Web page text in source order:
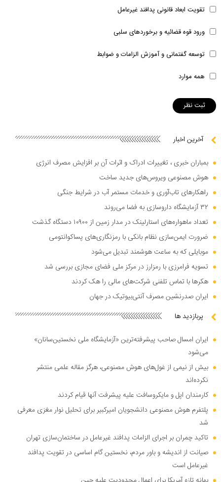
تقویت ابعاد قانونی پدافند غیرعامل
ورود قوه قضائیه و برخوردهای سلبی
توسعه گفتمانی و آموزش الزامات و ضوابط
همه موارد
آخرین اخبار
بمباران خبری ، تغییرات ادراک و اثرات آن بر افزایش مصرف انرژی
هوش مصنوعی ویروس‌های جدید ساخت
راهکار‌های تاب‌آوری و خدمات مستمر آب در شرایط جنگی
۳۲ آزمایشگاه داروسازی به فضا می‌روند
تعداد ماهواره‌های استارلینک در مدار زمین از ۱۰۹۰۰ دستگاه گذشت
ضرورت ایمن‌سازی نظام بانکی با رمزنگاری‌های پساکوانتومی
موبایلی که به ساعت هوشمند تبدیل می‌شود
تسویه فرامرزی با رمزارز در مرکز ملی فضای مجازی بررسی شد
هکر‌ها با تماس تلفنی شرکت‌های مالی را هک کردند
ایران صدرنشین مصرف آنتی‌بیوتیک در جهان
پربازدید ها
ایران امسال صاحب پیشرفته‌ترین «آزمایشگاه ملی نخستین‌سانان»
می‌شود
بیش از نیمی از غول‌های هوش مصنوعی، هرگز مقاله علمی منتشر
نکرده‌اند
کارمندان اپل و مایکروسافت علیه پیشرفت آنها قیام کردند
پلتفرم هوش مصنوعی دانشجویان امیرکبیر برای تحلیل نوار مغزی معرفی
شد
تاکید چمران بر اجرای الزامات پدافند غیرعامل در ساختمان‌سازی تهران
صیانت از اندیشه و باور مردم، نخستین گام اساسی در تقویت پدافند
غیرعامل است